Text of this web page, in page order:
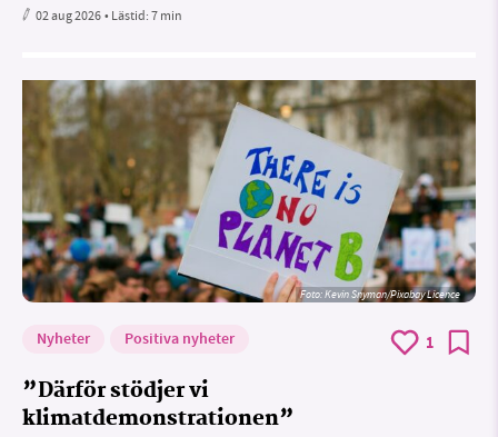
02 aug 2026• Lästid:7 min
Foto:Kevin Snyman/Pixabay Licence
Nyheter Positiva nyheter 1
”Därför stödjer vi
klimatdemonstrationen”